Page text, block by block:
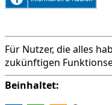
Für Nutzer, die alles
zukünftigen
Beinhaltet: